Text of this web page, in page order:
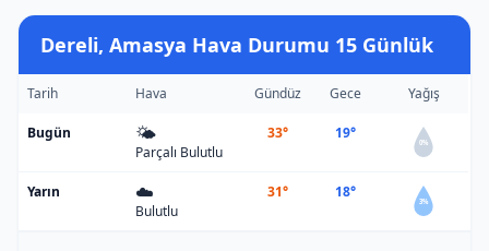
Dereli, Amasya Hava Durumu 15 Günlük
Tarih Hava Gündüz Gece Yağış
Bugün 🌤️
Parçalı Bulutlu
33° 19°
0%
Yarın ☁️
Bulutlu
31° 18°
3%